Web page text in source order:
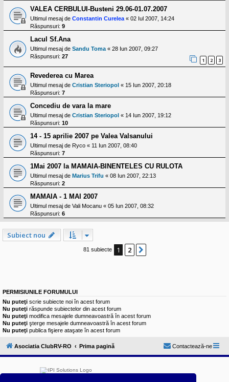
VALEA CERBULUI-Busteni 29.06-01.07.2007
Ultimul mesaj de Constantin Curelea « 02 Iul 2007, 14:24
Răspunsuri: 9
Lacul Sf.Ana
Ultimul mesaj de Sandu Toma « 28 Iun 2007, 09:27
Răspunsuri: 27
1 2 3
Revederea cu Marea
Ultimul mesaj de Cristian Steriopol « 15 Iun 2007, 20:18
Răspunsuri: 7
Concediu de vara la mare
Ultimul mesaj de Cristian Steriopol « 14 Iun 2007, 19:12
Răspunsuri: 10
14 - 15 aprilie 2007 pe Valea Valsanului
Ultimul mesaj de Ryco « 11 Iun 2007, 08:40
Răspunsuri: 7
1Mai 2007 la MAMAIA-BINENTELES CU RULOTA
Ultimul mesaj de Marius Trifu « 08 Iun 2007, 22:13
Răspunsuri: 2
MAMAIA - 1 MAI 2007
Ultimul mesaj de Vali Mocanu « 05 Iun 2007, 08:32
Răspunsuri: 6
Subiect nou
81 subiecte 1 2
PERMISIUNILE FORUMULUI
Nu puteţi scrie subiecte noi în acest forum
Nu puteţi răspunde subiectelor din acest forum
Nu puteţi modifica mesajele dumneavoastră în acest forum
Nu puteţi şterge mesajele dumneavoastră în acest forum
Nu puteţi publica fişiere ataşate în acest forum
Asociatia ClubRV-RO Prima pagină Contactează-ne